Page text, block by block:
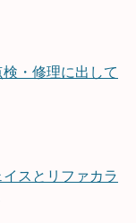
・修理に出して
スとリファカラ